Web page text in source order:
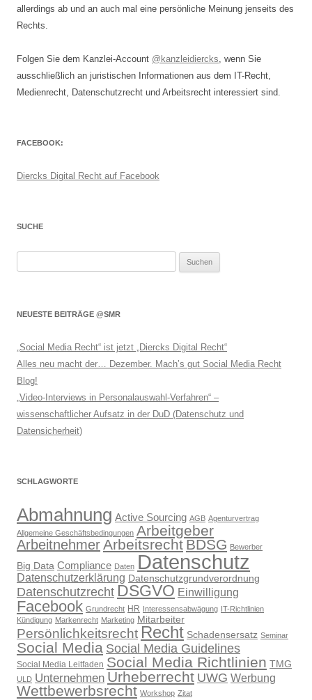
allerdings ab und an auch mal eine persönliche Meinung jenseits des
Rechts.
Folgen Sie dem Kanzlei-Account @kanzleidiercks, wenn Sie
ausschließlich an juristischen Informationen aus dem IT-Recht,
Medienrecht, Datenschutzrecht und Arbeitsrecht interessiert sind.
FACEBOOK:
Diercks Digital Recht auf Facebook
SUCHE
NEUESTE BEITRÄGE @SMR
„Social Media Recht“ ist jetzt „Diercks Digital Recht“
Alles neu macht der… Dezember. Mach’s gut Social Media Recht
Blog!
„Video-Interviews in Personalauswahl-Verfahren“ –
wissenschaftlicher Aufsatz in der DuD (Datenschutz und
Datensicherheit)
SCHLAGWORTE
Abmahnung Active Sourcing AGB Agenturvertrag
Allgemeine Geschäftsbedingungen Arbeitgeber
ArbeitnehmerArbeitsrecht BDSG Bewerber
Big Data Compliance Daten Datenschutz
Datenschutzerklärung Datenschutzgrundverordnung
Datenschutzrecht DSGVO Einwilligung
Facebook Grundrecht HR Interessensabwägung IT-Richtlinien
Kündigung Markenrecht Marketing Mitarbeiter
Persönlichkeitsrecht Recht Schadensersatz Seminar
Social Media Social Media Guidelines
Social Media Leitfaden Social Media Richtlinien TMG
ULD Unternehmen Urheberrecht UWG Werbung
Wettbewerbsrecht Workshop Zitat